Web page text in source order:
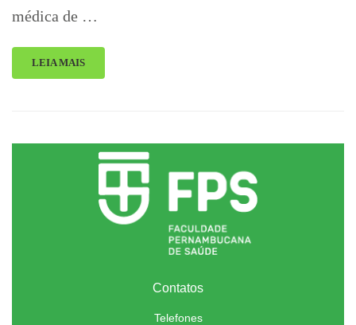
médica de …
LEIA MAIS
Contatos
Telefones